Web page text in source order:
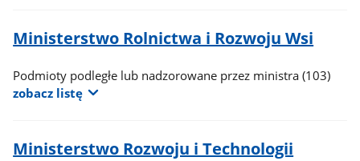
Ministerstwo Rolnictwa i Rozwoju Wsi
Podmioty podległe lub nadzorowane przez ministra(103)
zobacz listę
Ministerstwo Rozwoju i Technologii